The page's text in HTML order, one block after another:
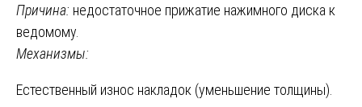
Причина: недостаточное прижатие нажимного диска к
ведомому.
Механизмы:
Естественный износ накладок (уменьшение толщины).